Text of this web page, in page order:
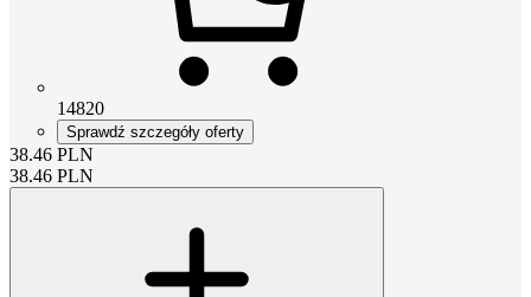
14820
Sprawdź szczegóły oferty
38.46 PLN
38.46 PLN